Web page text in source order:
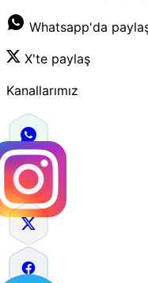
Whatsapp'da
X'te paylaş
Kanallarımız